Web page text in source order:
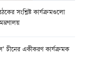
সংশ্লিষ্ট কার্যক্রমগুলো
চীনের একীকরণ কার্যক্রমক